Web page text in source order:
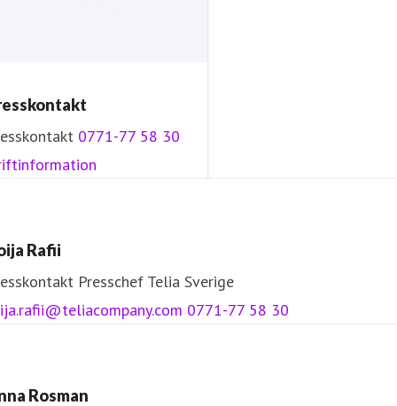
0771-77 58 30
Rafii
Presschef Telia Sverige
0771-77 58 30
Rosman